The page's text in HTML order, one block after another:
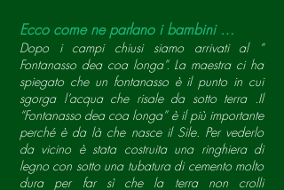
Ecco come ne parlano i bambini …
Dopo i campi chiusi siamo arrivati al “
Fontanasso dea coa longa”. La maestra ci ha
spiegato che un fontanasso è il punto in cui
sgorga l’acqua che risale da sotto terra .Il
“Fontanasso dea coa longa” è il più importante
perché è da là che nasce il Sile. Per vederlo
da vicino è stata costruita una ringhiera di
legno con sotto una tubatura di cemento molto
dura per far sì che la terra non crolli